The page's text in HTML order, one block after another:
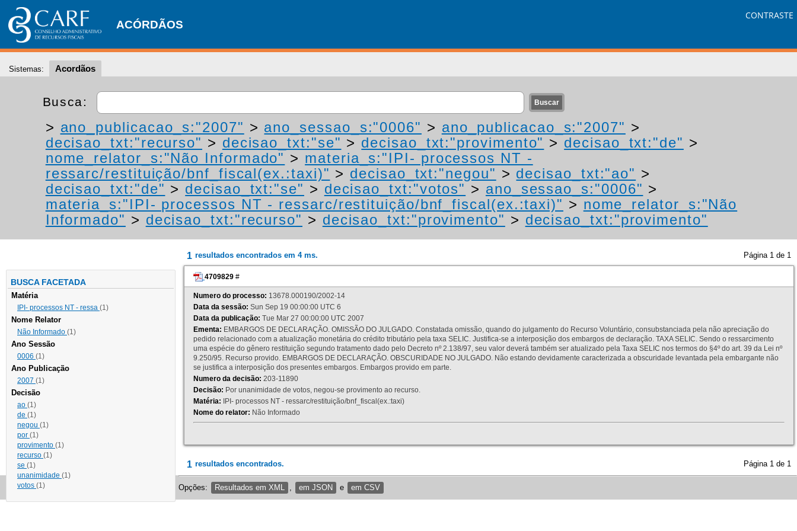
ACÓRDÃOS
CONTRASTE
Sistemas: Acordãos
Busca:
> ano_publicacao_s:"2007" > ano_sessao_s:"0006" > ano_publicacao_s:"2007" >
decisao_txt:"recurso" > decisao_txt:"se" > decisao_txt:"provimento" > decisao_txt:"de" >
nome_relator_s:"Não Informado" > materia_s:"IPI- processos NT -
ressarc/restituição/bnf_fiscal(ex.:taxi)" > decisao_txt:"negou" > decisao_txt:"ao" >
decisao_txt:"de" > decisao_txt:"se" > decisao_txt:"votos" > ano_sessao_s:"0006" >
materia_s:"IPI- processos NT - ressarc/restituição/bnf_fiscal(ex.:taxi)" > nome_relator_s:"Não
Informado" > decisao_txt:"recurso" > decisao_txt:"provimento" > decisao_txt:"provimento"
BUSCA FACETADA
Matéria
IPI- processos NT - ressa (1)
Nome Relator
Não Informado (1)
Ano Sessão
0006 (1)
Ano Publicação
2007 (1)
Decisão
ao (1)
de (1)
negou (1)
por (1)
provimento (1)
recurso (1)
se (1)
unanimidade (1)
votos (1)
1 resultados encontrados em 4 ms. Página 1 de 1
4709829 #
Numero do processo: 13678.000190/2002-14
Data da sessão: Sun Sep 19 00:00:00 UTC 6
Data da publicação: Tue Mar 27 00:00:00 UTC 2007
Ementa: EMBARGOS DE DECLARAÇÃO. OMISSÃO DO JULGADO. Constatada omissão, quando do julgamento do Recurso Voluntário, consubstanciada pela não apreciação do
pedido relacionado com a atualização monetária do crédito tributário pela taxa SELIC. Justifica-se a interposição dos embargos de declaração. TAXA SELIC. Sendo o ressarcimento
uma espécie do gênero restituição segundo tratamento dado pelo Decreto nº 2.138/97, seu valor deverá também ser atualizado pela Taxa SELIC nos termos do §4º do art. 39 da Lei nº
9.250/95. Recurso provido. EMBARGOS DE DECLARAÇÃO. OBSCURIDADE NO JULGADO. Não estando devidamente caracterizada a obscuridade levantada pela embargante não
se justifica a interposição dos presentes embargos. Embargos provido em parte.
Numero da decisão: 203-11890
Decisão: Por unanimidade de votos, negou-se provimento ao recurso.
Matéria: IPI- processos NT - ressarc/restituição/bnf_fiscal(ex.:taxi)
Nome do relator: Não Informado
1 resultados encontrados. Página 1 de 1
Opções: Resultados em XML em JSON e em CSV